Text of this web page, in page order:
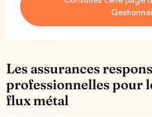
Les assurances
professionnelles pour
flux métal